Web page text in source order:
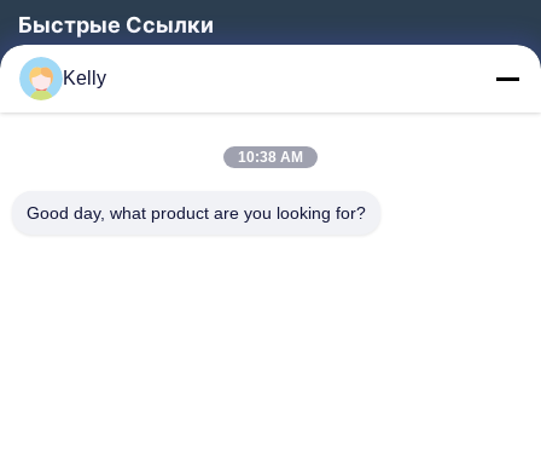
Быстрые Ссылки
Домой
Продукты
Экскурсия По Заводу
Kelly
10:38 AM
Good day, what product are you looking for?